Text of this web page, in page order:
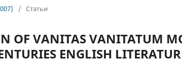
/ Статьи
OF VANITAS VANITATUM
ENGLISH